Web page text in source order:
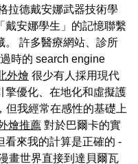
拉德戴安娜武器技術學
戴安娜學生」的記憶聯繫
。 許多醫療網站、診所
時的 search engine
外燴 很少有人採用現代
擎優化、在地化和虛擬護
但我經常在感性的基礎上
燴推薦 對於巴爾卡的實
看來我的計算是正確的 -
畫世界直接到達貝爾瓦